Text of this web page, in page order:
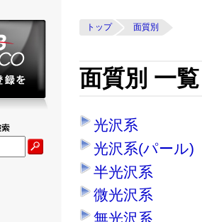
トップ 面質別
面質別 一覧
光沢系
光沢系(パール)
半光沢系
微光沢系
無光沢系